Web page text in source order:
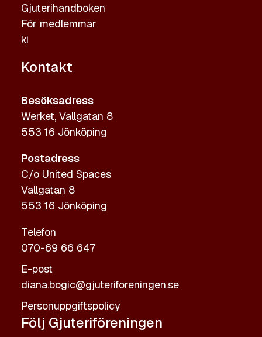
Gjuterihandboken
För medlemmar
ki
Kontakt
Besöksadress
Werket, Vallgatan 8
553 16 Jönköping
Postadress
C/o United Spaces
Vallgatan 8
553 16 Jönköping
Telefon
070-69 66 647
E-post
diana.bogic@gjuteriforeningen.se
Personuppgiftspolicy
Följ Gjuteriföreningen